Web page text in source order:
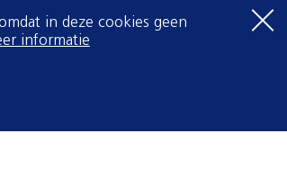
in deze cookies geen
informatie